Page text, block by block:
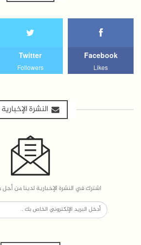
Facebook
Likes
Twitter
Followers
النشرة الإخبارية
اشترك في النشرة الإخبارية لدينا من أجل